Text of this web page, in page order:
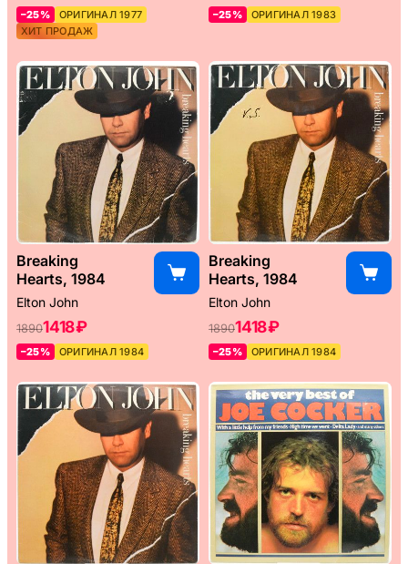
–25%
ОРИГИНАЛ 1977
ХИТ ПРОДАЖ
–25% ОРИГИНАЛ 1983
Breaking
Hearts, 1984
Elton John
18901418 ₽
–25% ОРИГИНАЛ 1984
Breaking
Hearts, 1984
Elton John
18901418 ₽
–25% ОРИГИНАЛ 1984